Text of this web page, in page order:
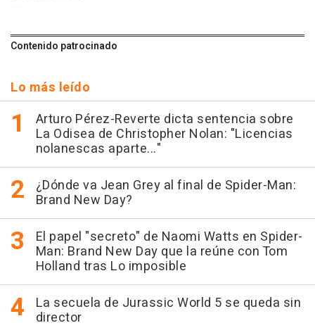
Contenido patrocinado
Lo más leído
Arturo Pérez-Reverte dicta sentencia sobre
La Odisea de Christopher Nolan: "Licencias
nolanescas aparte..."
¿Dónde va Jean Grey al final de Spider-Man:
Brand New Day?
El papel "secreto" de Naomi Watts en Spider-
Man: Brand New Day que la reúne con Tom
Holland tras Lo imposible
La secuela de Jurassic World 5 se queda sin
director